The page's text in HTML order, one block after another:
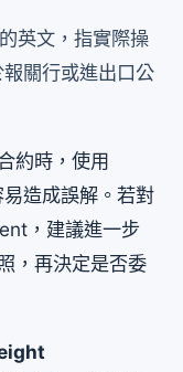
英文，指實際操
關行或進出口公
約時，使用
造成誤解。若對
，建議進一步
，再決定是否委